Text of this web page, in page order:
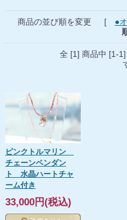
商品の並び順を変更 [ ●
全 [1] 商品中 [1-
ピンクトルマリン
チェーンペンダン
ト 水晶ハートチャ
ーム付き
33,000円(税込)